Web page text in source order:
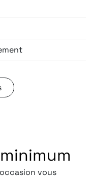
vous